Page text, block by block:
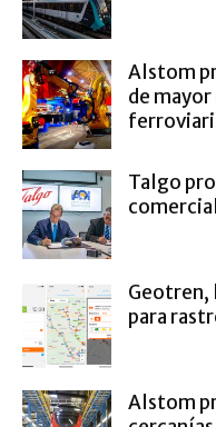
Alstom
de
Talgo
Geotren,
para
Alstom